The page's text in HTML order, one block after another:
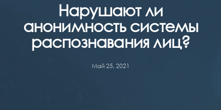
Нарушают ли
анонимность системы
распознавания лиц?
Май 25, 2021